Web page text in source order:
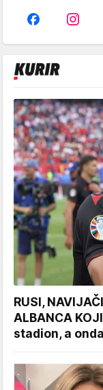
RUSI,
ALBANCA
stadion, a